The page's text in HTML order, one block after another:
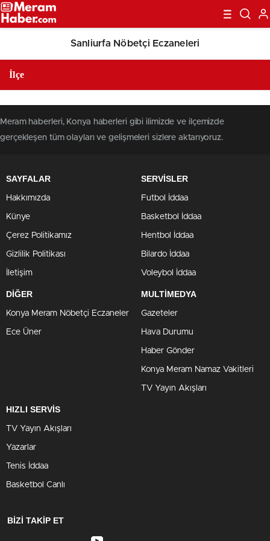
Sanliurfa Nöbetçi Eczaneleri
Meram haberleri, Konya haberleri gibi ilimizde ve ilçemizde
gerçekleşen tüm olayları ve gelişmeleri sizlere aktarıyoruz.
SAYFALAR
Hakkımızda
Künye
Çerez Politikamız
Gizlilik Politikası
İletişim
SERVİSLER
Futbol İddaa
Basketbol İddaa
Hentbol İddaa
Bilardo İddaa
Voleybol İddaa
DİĞER
Konya Meram Nöbetçi Eczaneler
Ece Üner
MULTİMEDYA
Gazeteler
Hava Durumu
Haber Gönder
Konya Meram Namaz Vakitleri
TV Yayın Akışları
HIZLI SERVİS
TV Yayın Akışları
Yazarlar
Tenis İddaa
Basketbol Canlı
BİZİ TAKİP ET